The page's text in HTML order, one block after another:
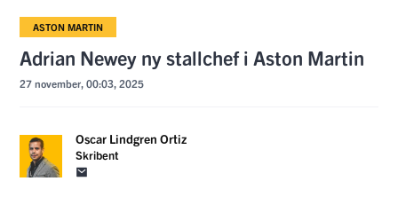
ASTON MARTIN
Adrian Newey ny stallchef i Aston Martin
27 november, 00:03, 2025
Oscar Lindgren Ortiz
Skribent